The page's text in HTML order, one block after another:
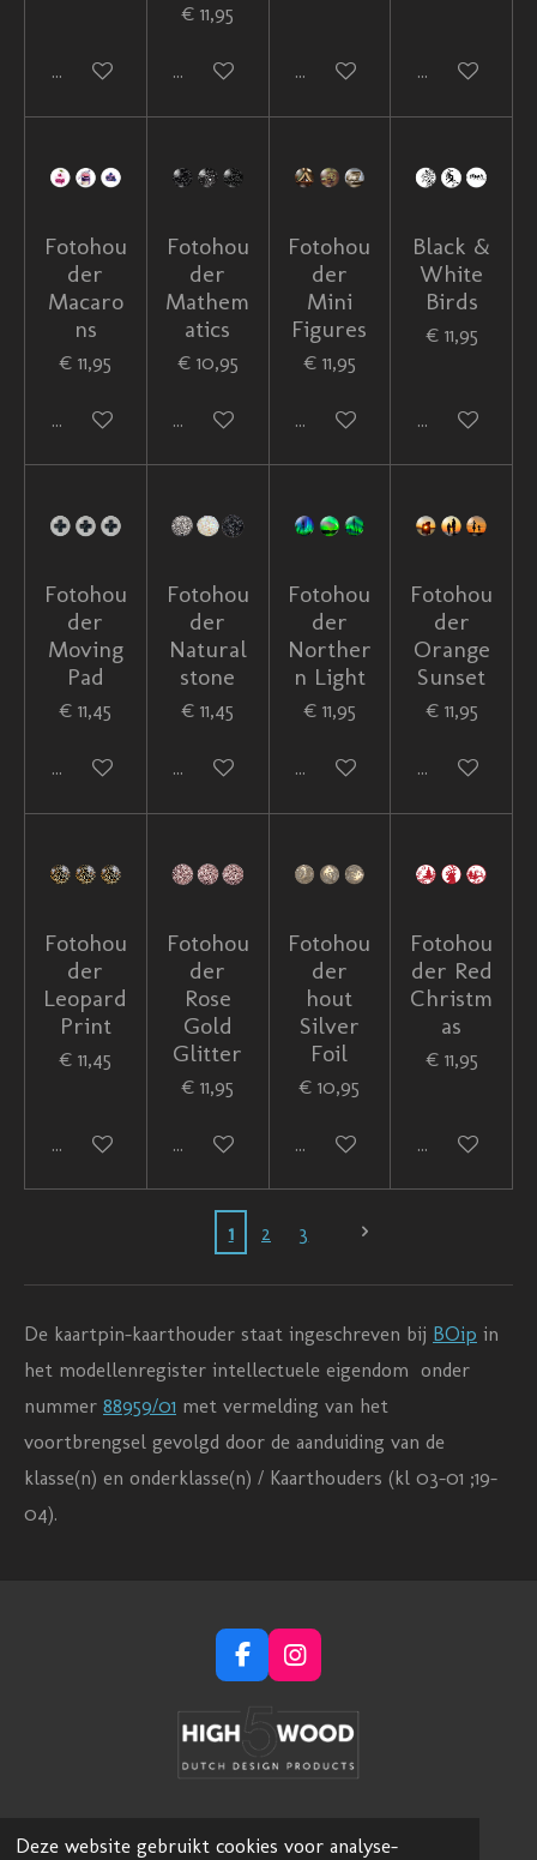
Deze website gebruikt cookies voor analyse-
In winkelwagen
€ 11,95
In winkelwagenIn winkelwagenIn
Fotohou
der
Macaro
ns
€ 11,95
In winkelwagen
Fotohou
der
Mathem
atics
€ 10,95
In winkelwagen
Fotohou
der
Mini
Figures
€ 11,95
In winkelwagen
Black &
White
Birds
€ 11,95
In
Fotohou
der
Moving
Pad
€ 11,45
In winkelwagen
Fotohou
der
Natural
stone
€ 11,45
In winkelwagen
Fotohou
der
Norther
n Light
€ 11,95
In winkelwagen
Fotohou
der
Orange
Sunset
€ 11,95
In
Fotohou
der
Leopard
Print
€ 11,45
In winkelwagen
Fotohou
der
Rose
Gold
Glitter
€ 11,95
In winkelwagen
Fotohou
der
hout
Silver
Foil
€ 10,95
In winkelwagen
Fotohou
der Red
Christm
as
€ 11,95
In
1 2 3
De kaartpin-kaarthouder staat ingeschreven bij BOip in
het modellenregister intellectuele eigendom onder
nummer 88959/01 met vermelding van het
voortbrengsel gevolgd door de aanduiding van de
klasse(n) en onderklasse(n) / Kaarthouders (kl 03-01 ;19-
04).
F
a
c
e
b
k
I
n
t
a